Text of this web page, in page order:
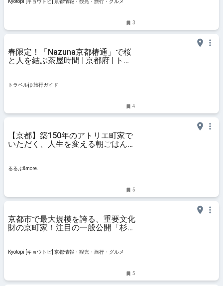
Kyotopi [キョウトピ] 京都情報・観光・旅行・グルメ
3
春限定！「Nazuna京都椿通」で桜
と人を結ぶ茶屋時間 | 京都府 | トラ
トラベルjp 旅行ガイド
4
【京都】築150年のアトリエ町家で
いただく、人生を変える朝ごはん
るるぶ&more.
5
京都市で最大規模を誇る、重要文化
財の京町家！注目の一般公開「杉本
Kyotopi [キョウトピ] 京都情報・観光・旅行・グルメ
5